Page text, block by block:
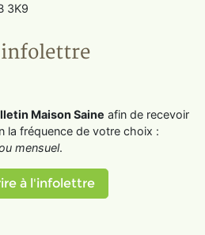
3K9
Maison Saine afin de recevoir
la fréquence de votre choix :
mensuel.
à l'infolettre